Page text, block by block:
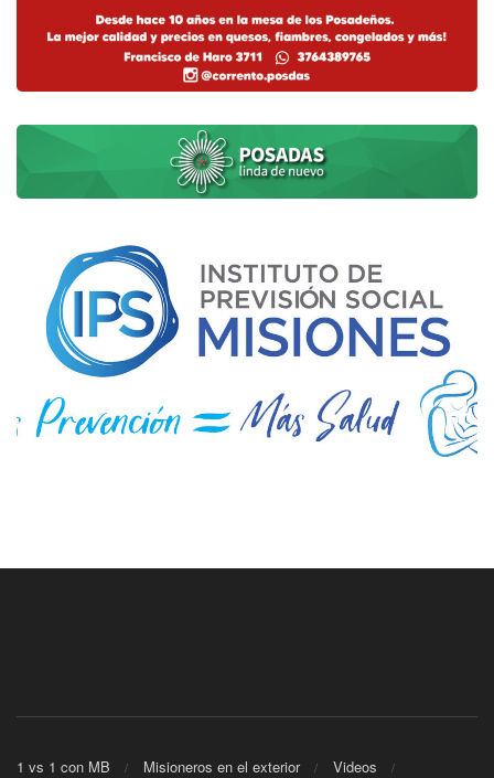
1 vs 1 con MB Misioneros en el exterior Videos